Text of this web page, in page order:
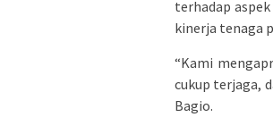
terhadap
kinerja tenaga
“Kami
cukup terjaga,
Bagio.